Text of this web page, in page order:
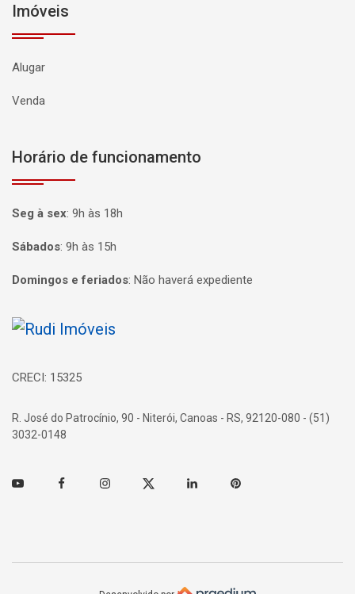
Imóveis
Alugar
Venda
Horário de funcionamento
Seg à sex: 9h às 18h
Sábados: 9h às 15h
Domingos e feriados: Não haverá expediente
Página inicial
CRECI: 15325
R. José do Patrocínio, 90 - Niterói, Canoas - RS, 92120-080 - (51)
3032-0148
Youtube FacebookInstagramTwitter Linkedin Pinterest